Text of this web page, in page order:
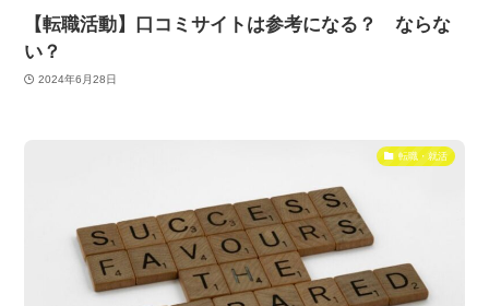
【転職活動】口コミサイトは参考になる？ ならな
い？
2024年6月28日
転職・就活